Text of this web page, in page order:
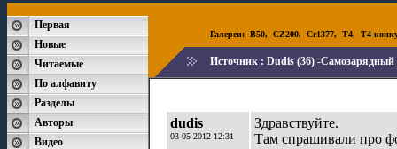
Первая
Новые
Читаемые
По алфавиту
Разделы
Авторы
Видео
Галереи: B50, CZ200, Cr1377, T4, T4
Источник : Dudis (36) -Самозарядный
dudis
03-05-2012 12:31
Здравствуйте.
Там спрашивали про